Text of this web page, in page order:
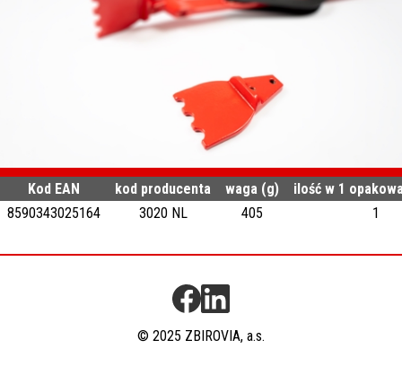
Kod EAN kod producenta waga (g)
ilość w 1
8590343025164
3020 NL 405 1
© 2025 ZBIROVIA, a.s.